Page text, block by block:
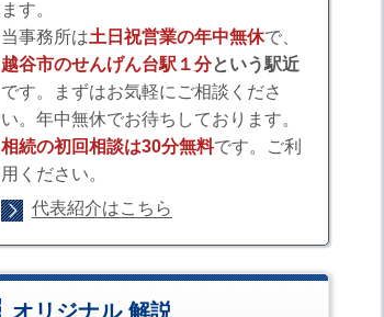
ます。
当事務所は土日祝営業の年中無休で、
越谷市のせんげん台駅１分という駅近
です。まずはお気軽にご相談くださ
い。年中無休でお待ちしております。
相続の初回相談は30分無料です。ご利
用ください。
代表紹介はこちら
オリジナル 解説